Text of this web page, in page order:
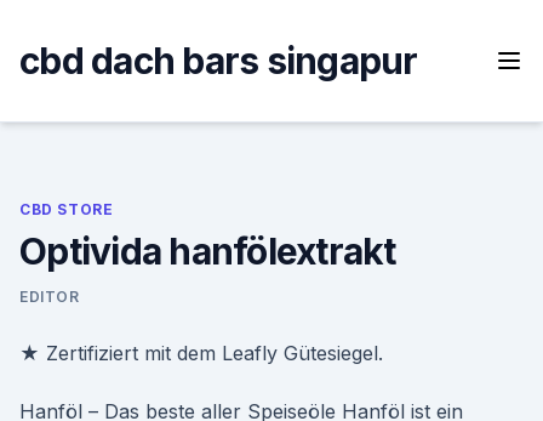
content
cbd dach bars singapur
CBD STORE
Optivida hanfölextrakt
EDITOR
★ Zertifiziert mit dem Leafly Gütesiegel.
Hanföl – Das beste aller Speiseöle Hanföl ist ein